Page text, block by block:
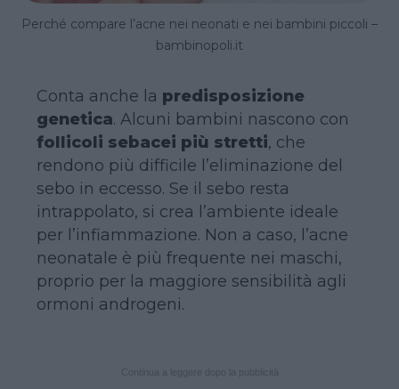
Perché compare l’acne nei neonati e nei bambini piccoli –
bambinopoli.it
Conta anche la predisposizione
genetica. Alcuni bambini nascono con
follicoli sebacei più stretti, che
rendono più difficile l’eliminazione del
sebo in eccesso. Se il sebo resta
intrappolato, si crea l’ambiente ideale
per l’infiammazione. Non a caso, l’acne
neonatale è più frequente nei maschi,
proprio per la maggiore sensibilità agli
ormoni androgeni.